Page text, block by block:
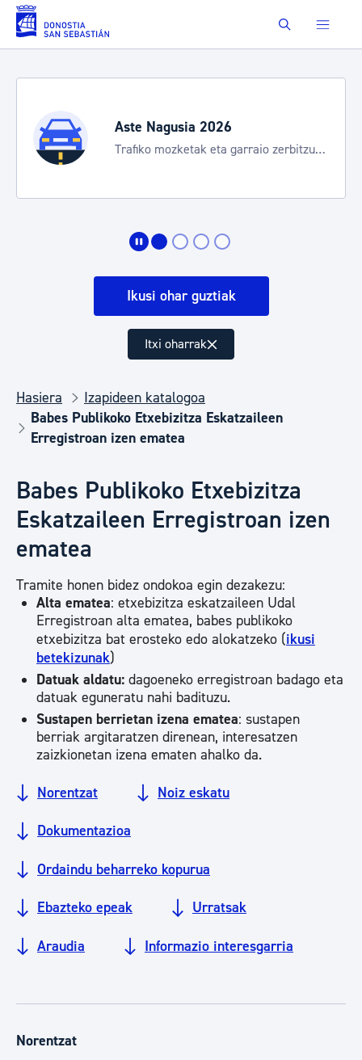
Eduki nagusira joan Buscar
Aste Nagusia 2026
Trafiko mozketak eta garraio zerbitzu
Ikusi ohar guztiak
Itxi oharrak
Hasiera
Izapideen katalogoa
Babes Publikoko Etxebizitza Eskatzaileen
Erregistroan izen ematea
Babes Publikoko Etxebizitza
Eskatzaileen Erregistroan izen
ematea
Tramite honen bidez ondokoa egin dezakezu:
Alta ematea: etxebizitza eskatzaileen Udal
Erregistroan alta ematea, babes publikoko
etxebizitza bat erosteko edo alokatzeko (ikusi
betekizunak)
Datuak aldatu: dagoeneko erregistroan badago eta
datuak eguneratu nahi badituzu.
Sustapen berrietan izena ematea: sustapen
berriak argitaratzen direnean, interesatzen
zaizkionetan izena ematen ahalko da.
Norentzat Noiz eskatu
Dokumentazioa
Ordaindu beharreko kopurua
Ebazteko epeak Urratsak
Araudia Informazio interesgarria
Norentzat